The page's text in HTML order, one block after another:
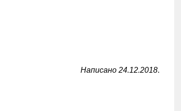
Написано 24.12.2018.